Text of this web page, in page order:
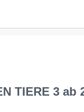
TIERE 3 ab